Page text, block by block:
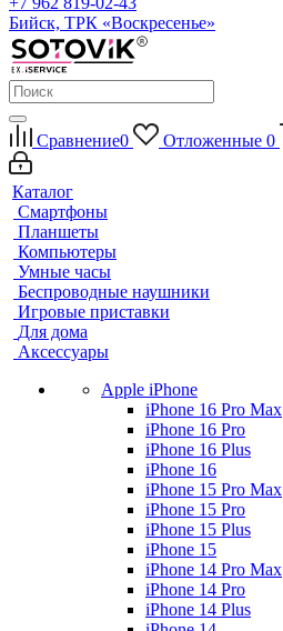
Бийск, ТРК «Воскресенье»
Сравнение0 Отложенные 0
Каталог
Смартфоны
Планшеты
Компьютеры
Умные часы
Беспроводные наушники
Игровые приставки
Для дома
Аксессуары
Apple iPhone
iPhone 16 Pro Max
iPhone 16 Pro
iPhone 16 Plus
iPhone 16
iPhone 15 Pro Max
iPhone 15 Pro
iPhone 15 Plus
iPhone 15
iPhone 14 Pro Max
iPhone 14 Pro
iPhone 14 Plus